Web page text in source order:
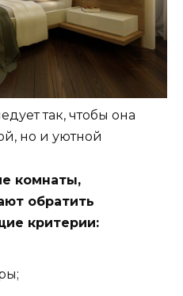
так, чтобы она
но и уютной
комнаты,
обратить
критерии: